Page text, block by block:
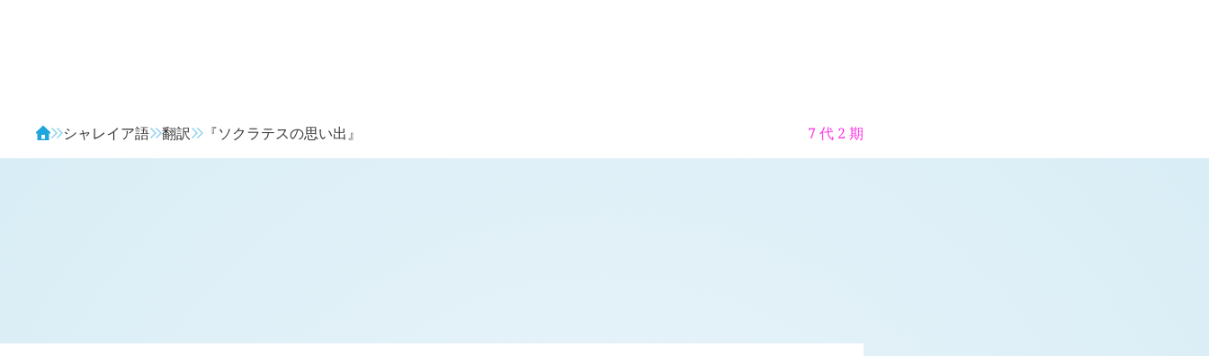
シャレイア語 翻訳 『ソクラテスの思い出』 7 代 2 期